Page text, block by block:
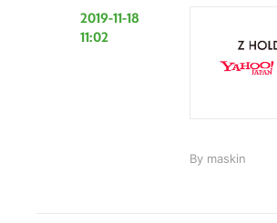
2019-11-18
11:02
By maskin